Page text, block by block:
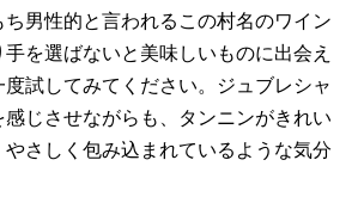
男性的と言われるこの村名のワイン
を選ばないと美味しいものに出会え
度試してみてください。ジュブレシャ
じさせながらも、タンニンがきれい
さしく包み込まれているような気分